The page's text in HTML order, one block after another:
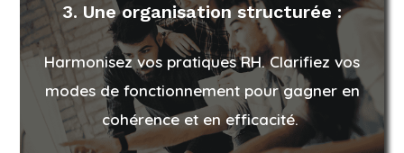
3. Une organisation structurée :
Harmonisez vos pratiques RH. Clarifiez vos
modes de fonctionnement pour gagner en
cohérence et en efficacité.